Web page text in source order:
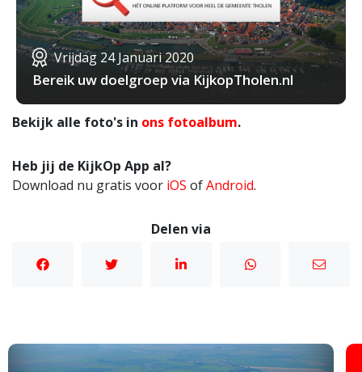
Vrijdag 24 Januari 2020
Bereik uw doelgroep via KijkopTholen.nl
Bekijk alle foto's in ons fotoalbum.
Heb jij de KijkOp App al?
Download nu gratis voor iOS ofAndroid.
Delen via